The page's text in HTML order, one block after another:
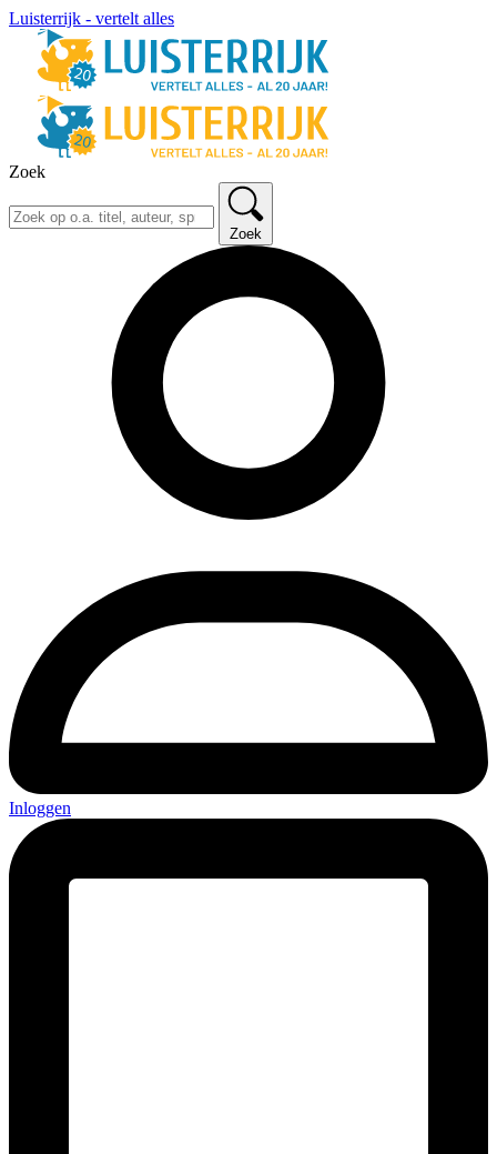
Luisterrijk - vertelt alles
Zoek
Zoek
Inloggen